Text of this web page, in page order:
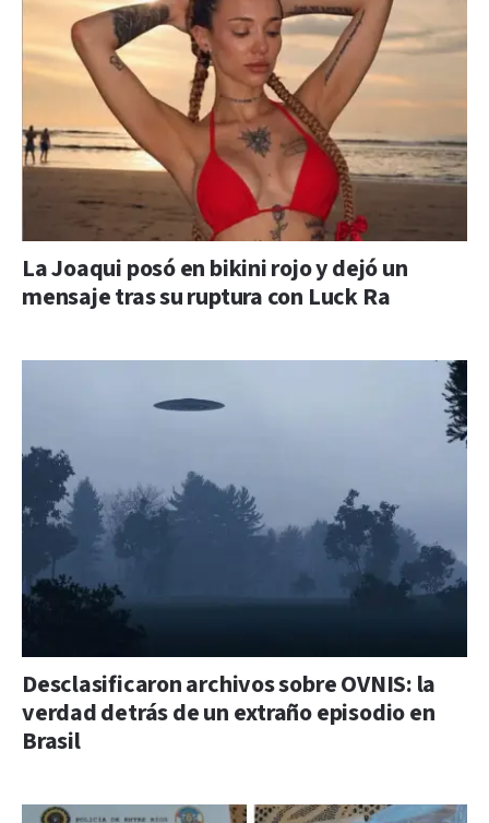
La Joaqui posó en bikini rojo y dejó un
mensaje tras su ruptura con Luck Ra
Desclasificaron archivos sobre OVNIS: la
verdad detrás de un extraño episodio en
Brasil